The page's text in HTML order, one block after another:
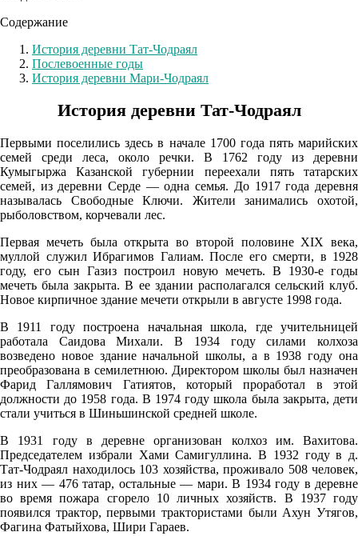
22.9°
758
77%
08.08
00:00
19.1°
96%
2.7
202°
08.08
03:00
19°
756
97%
3.2
218°
Содержание
История деревни Тат-Чодраял
Послевоенные годы
История деревни Мари-Чодраял
История деревни Тат-Чодраял
Первыми поселились здесь в начале 1700 года пять марийских
семей среди леса, около речки. В 1762 году из деревни
Кумыгыржа Казанской губернии переехали пять татарских
семей, из деревни Серде — одна семья. До 1917 года деревня
называлась Свободные Ключи. Жители занимались охотой,
рыболовством, корчевали лес.
Первая мечеть была открыта во второй половине XIX века,
муллой служил Ибрагимов Галиам. После его смерти, в 1928
году, его сын Газиз построил новую мечеть. В 1930-е годы
мечеть была закрыта. В ее здании располагался сельский клуб.
Новое кирпичное здание мечети открыли в августе 1998 года.
В 1911 году построена начальная школа, где учительницей
работала Саидова Михали. В 1934 году силами колхоза
возведено новое здание начальной школы, а в 1938 году она
преобразована в семилетнюю. Директором школы был назначен
Фарид Галлямович Гатиятов, который проработал в этой
должности до 1958 года. В 1974 году школа была закрыта, дети
стали учиться в Шиньшинской средней школе.
В 1931 году в деревне организован колхоз им. Вахитова.
Председателем избрали Хами Самигуллина. В 1932 году в д.
Тат-Чодраял находилось 103 хозяйства, проживало 508 человек,
из них — 476 татар, остальные — мари. В 1934 году в деревне
во время пожара сгорело 10 личных хозяйств. В 1937 году
появился трактор, первыми трактористами были Ахун Утягов,
Фагина Фатыйхова, Шири Гараев.